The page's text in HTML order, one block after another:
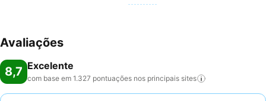
Avaliações
8,7 Excelente
com base em 1.327 pontuações nos principais sites